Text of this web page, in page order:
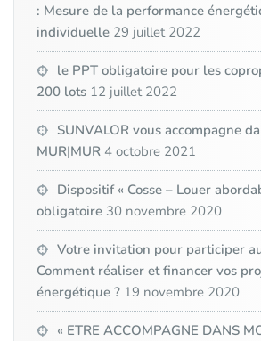
: Mesure de la performance
individuelle 29 juillet 2022
le PPT obligatoire pour les
200 lots 12 juillet 2022
SUNVALOR vous accompagne
MUR|MUR 4 octobre 2021
Dispositif « Cosse – Louer
obligatoire 30 novembre 2020
Votre invitation pour participer
Comment réaliser et financer vos
énergétique ? 19 novembre 2020
« ETRE ACCOMPAGNE DANS